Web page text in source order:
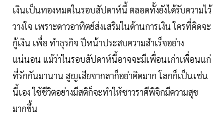
เงินเป็นทองหมดในรอบสัปดาห์นี้ ตลอดทั้งยังได้รับความไว้
วางใจ เพราะดาวอาทิตย์ส่งเสริมในด้านการเงิน ใครที่คิดจะ
กู้เงิน เพื่อ ทำธุรกิจ ปีหน้าประสบความสำเร็จอย่าง
แน่นอน แม้ว่าในรอบสัปดาห์นี้อาจจะมีเพื่อนเก่าเพื่อนแก่
ที่รักกันมานาน สูญเสียจากลาก็อย่าคิดมาก โลกก็เป็นเช่น
นี้เอง ใช้ชีวิตอย่างมีสติก็จะทำให้ชาวราศีพิจิกมีความสุข
มากขึ้น